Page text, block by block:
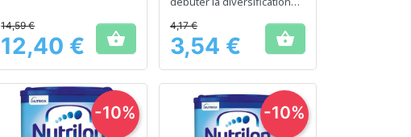
Prix
14,59 €
12,40 €  Prix
4,17 €
3,54 € 
-10% -10%